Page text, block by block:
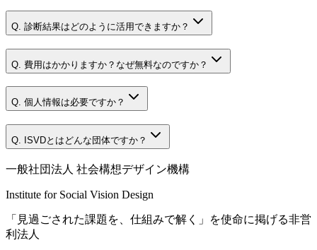
Q. 診断結果はどのように活用できますか？
Q. 費用はかかりますか？なぜ無料なのですか？
Q. 個人情報は必要ですか？
Q. ISVDとはどんな団体ですか？
一般社団法人 社会構想デザイン機構
Institute for Social Vision Design
「見過ごされた課題を、仕組みで解く」を使命に掲げる非営
利法人